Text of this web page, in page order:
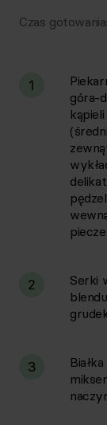
Czas gotowania:
1
góra-
2
Serki
3